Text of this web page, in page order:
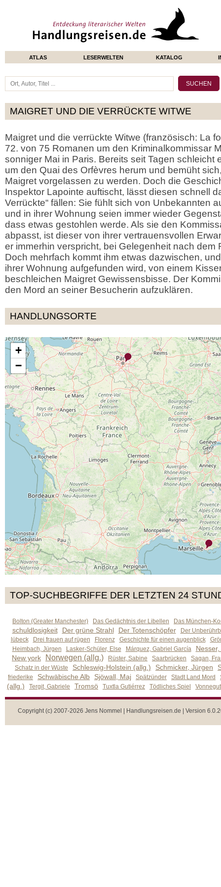
ATLAS LESERWELTEN KATALOG
MAIGRET UND DIE VERRÜCKTE WITWE
Maigret und die verrückte Witwe (französisch: La
72. von 75 Romanen um den Kriminalkommissar
sonniger Mai in Paris. Bereits seit Tagen schleicht
um den Quai des Orfèvres herum und bemüht
Maigret vorgelassen zu werden. Doch die
Inspektor Lapointe auftischt, lässt diesen schnell
Verrückte“ fällen: Sie fühlt sich von Unbekannten
und in ihrer Wohnung seien immer wieder
dass etwas gestohlen werde. Als sie den
abpasst, ist dieser von ihrer vertrauensvollen
er immerhin verspricht, bei Gelegenheit nach dem
Doch mehrfach kommt ihm etwas dazwischen,
ihrer Wohnung aufgefunden wird, von einem
beschleichen Maigret Gewissensbisse. Der
den Mord an seiner Besucherin aufzuklären.
HANDLUNGSORTE
+
−
TOP-SUCHBEGRIFFE DER LETZTEN 24
Bolton (Greater Manchester) Das Gedächtnis der Libellen Das München-
schuldlosigkeit Der grüne Strahl Der Totenschöpfer
Der
lübeck
Drei frauen auf rügen Florenz Geschichte für einen augenblick
Heimbach, Jürgen
Lasker-Schüler, Else Márquez, Gabriel García
New york
Norwegen (allg.) Rüster, Sabine Saarbrücken
Sagan,
Schatz in der Wüste
Schleswig-Holstein (allg.) Schmicker, Jürgen
friederike Schwäbische Alb Sjöwall, Maj Spätzünder Stadt Land Mord
(allg.) Tergit, Gabriele Tromsö Tuxtla Gutiérrez Tödliches Spiel
Copyright (c) 2007-2026 Jens Nommel | Handlungsreisen.de | Version